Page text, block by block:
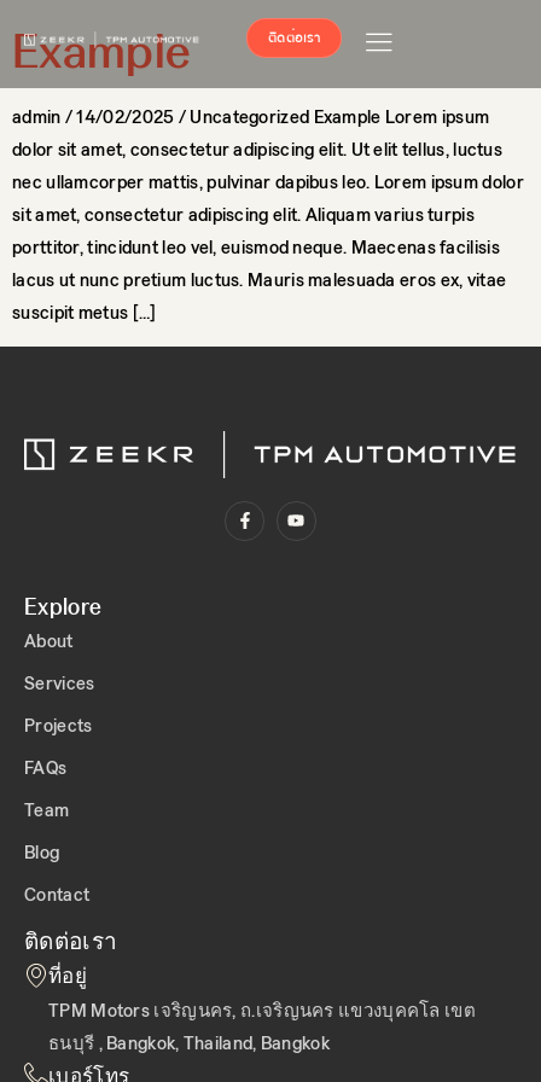
ติดต่อเรา
Example
admin / 14/02/2025 / Uncategorized Example Lorem ipsum
dolor sit amet, consectetur adipiscing elit. Ut elit tellus, luctus
nec ullamcorper mattis, pulvinar dapibus leo. Lorem ipsum dolor
sit amet, consectetur adipiscing elit. Aliquam varius turpis
porttitor, tincidunt leo vel, euismod neque. Maecenas facilisis
lacus ut nunc pretium luctus. Mauris malesuada eros ex, vitae
suscipit metus […]
Explore
About
Services
Projects
FAQs
Team
Blog
Contact
ติดต่อเรา
ที่อยู่
TPM Motors เจริญนคร, ถ.เจริญนคร แขวงบุคคโล เขต
ธนบุรี , Bangkok, Thailand, Bangkok
เบอร์โทร